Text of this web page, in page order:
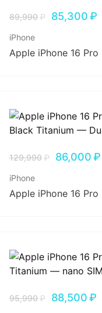
89,990₽ 85,300₽
iPhone
Apple iPhone 16
129,990₽ 86,000₽
iPhone
Apple iPhone 16
95,990₽ 88,500₽